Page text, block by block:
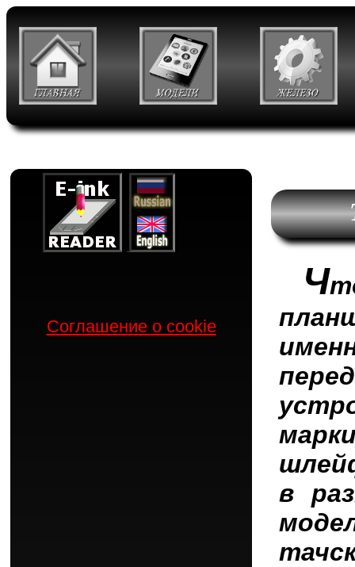
Ч
в
Соглашение о cookie